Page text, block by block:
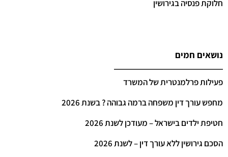
חלוקת פנסיה בגירושין
נושאים חמים
פעילות פרלמנטרית של המשרד
מחפש עורך דין משפחה ברמה גבוהה ? בשנת 2026
חטיפת ילדים בישראל – מעודכן לשנת 2026
הסכם גירושין ללא עורך דין – לשנת 2026